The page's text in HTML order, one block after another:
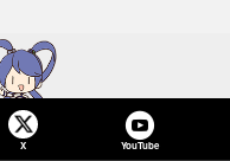
X YouTube